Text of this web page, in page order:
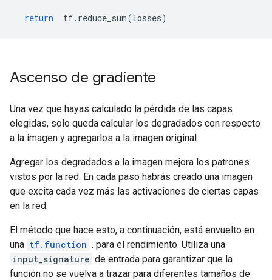
return tf. reduce_sum(losses)
Ascenso de gradiente
Una vez que hayas calculado la pérdida de las capas
elegidas, solo queda calcular los degradados con respecto
a la imagen y agregarlos a la imagen original.
Agregar los degradados a la imagen mejora los patrones
vistos por la red. En cada paso habrás creado una imagen
que excita cada vez más las activaciones de ciertas capas
en la red.
El método que hace esto, a continuación, está envuelto en
una tf.function . para el rendimiento. Utiliza una
input_signature de entrada para garantizar que la
función no se vuelva a trazar para diferentes tamaños de